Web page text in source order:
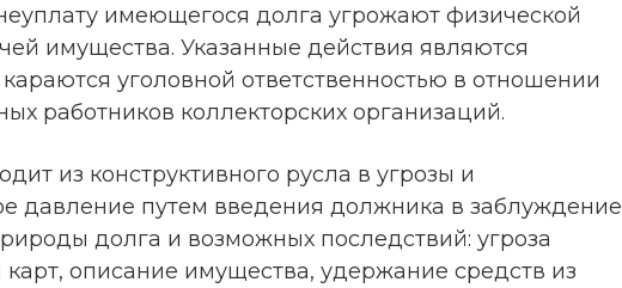
имеющегося долга угрожают физической
имущества. Указанные действия являются
уголовной ответственностью в отношении
работников коллекторских организаций.
из конструктивного русла в угрозы и
давление путем введения должника в заблуждение
долга и возможных последствий: угроза
карт, описание имущества, удержание средств из